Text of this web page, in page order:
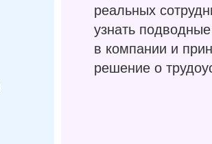
реальных
узнать
в компании и
решение о